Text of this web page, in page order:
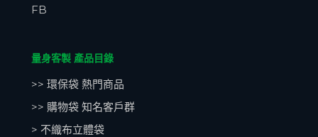
FB
量身客製 產品目錄
>> 環保袋 熱門商品
>> 購物袋 知名客戶群
> 不織布立體袋